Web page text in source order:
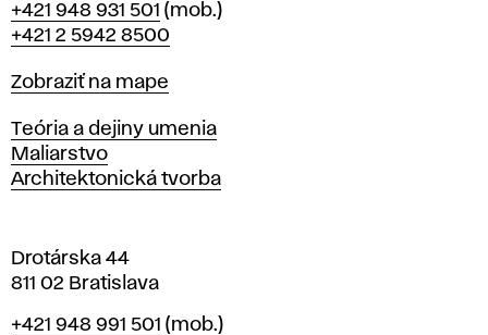
r
a
i
l
a
v
Telefón
+421 948 931 501 (mob.)
+421 2 5942 8500
Mapa
Zobraziť na mape
Katedry
Teória a dejiny umenia
Maliarstvo
Architektonická tvorba
Drotárska 44
811 02 Bratislava
Telefón
+421 948 991 501 (mob.)